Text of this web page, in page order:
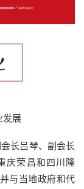
发展
长吕琴、副会长
庆荣昌和四川隆
与当地政府和代